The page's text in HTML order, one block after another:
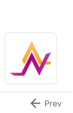
 Prev